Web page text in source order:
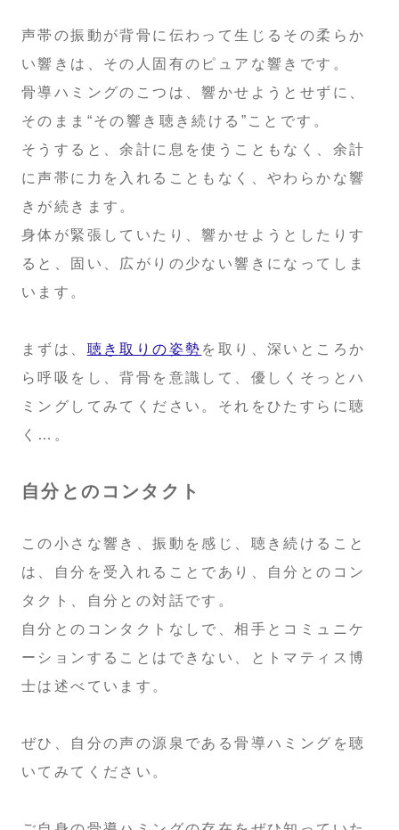
声帯の振動が背骨に伝わって生じるその柔らか
い響きは、その人固有のピュアな響きです。
骨導ハミングのこつは、響かせようとせずに、
そのまま“その響き聴き続ける”ことです。
そうすると、余計に息を使うこともなく、余計
に声帯に力を入れることもなく、やわらかな響
きが続きます。
身体が緊張していたり、響かせようとしたりす
ると、固い、広がりの少ない響きになってしま
います。
まずは、 聴き取りの姿勢 を取り、深いところか
ら呼吸をし、背骨を意識して、優しくそっとハ
ミングしてみてください。それをひたすらに聴
く…。
自分とのコンタクト
この小さな響き、振動を感じ、聴き続けること
は、自分を受入れることであり、自分とのコン
タクト、自分との対話です。
自分とのコンタクトなしで、相手とコミュニケ
ーションすることはできない、とトマティス博
士は述べています。
ぜひ、自分の声の源泉である骨導ハミングを聴
いてみてください。